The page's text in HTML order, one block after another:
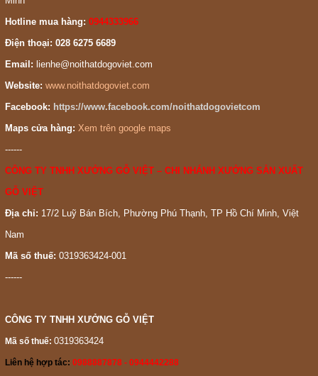
Hotline mua hàng: 0944333966
Điện thoại: 028 6275 6689
Email: lienhe@noithatdogoviet.com
Website: www.noithatdogoviet.com
Facebook: https://www.facebook.com/noithatdogovietcom
Maps cửa hàng: Xem trên google maps
------
CÔNG TY TNHH XƯỞNG GỖ VIỆT – CHI NHÁNH XƯỞNG SẢN XUẤT
GỖ VIỆT
Địa chỉ: 17/2 Luỹ Bán Bích, Phường Phú Thạnh, TP Hồ Chí Minh, Việt
Nam
Mã số thuế: 0319363424-001
------
CÔNG TY TNHH XƯỞNG GỖ VIỆT
Mã số thuế: 0319363424
Liên hệ hợp tác: 0988887878 - 0944442288